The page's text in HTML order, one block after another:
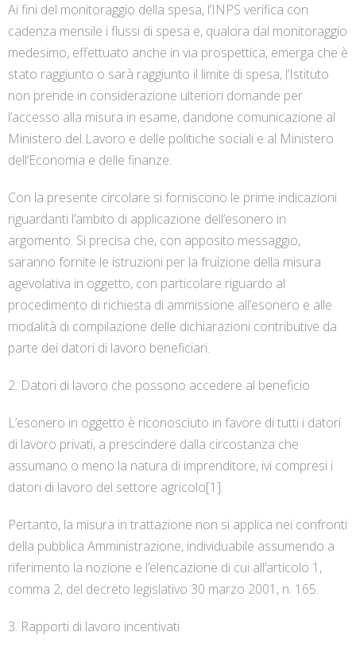
Ai fini del monitoraggio della spesa, l’INPS verifica con
cadenza mensile i flussi di spesa e, qualora dal monitoraggio
medesimo, effettuato anche in via prospettica, emerga che è
stato raggiunto o sarà raggiunto il limite di spesa, l’Istituto
non prende in considerazione ulteriori domande per
l’accesso alla misura in esame, dandone comunicazione al
Ministero del Lavoro e delle politiche sociali e al Ministero
dell’Economia e delle finanze.
Con la presente circolare si forniscono le prime indicazioni
riguardanti l’ambito di applicazione dell’esonero in
argomento. Si precisa che, con apposito messaggio,
saranno fornite le istruzioni per la fruizione della misura
agevolativa in oggetto, con particolare riguardo al
procedimento di richiesta di ammissione all’esonero e alle
modalità di compilazione delle dichiarazioni contributive da
parte dei datori di lavoro beneficiari.
2. Datori di lavoro che possono accedere al beneficio
L’esonero in oggetto è riconosciuto in favore di tutti i datori
di lavoro privati, a prescindere dalla circostanza che
assumano o meno la natura di imprenditore, ivi compresi i
datori di lavoro del settore agricolo[1].
Pertanto, la misura in trattazione non si applica nei confronti
della pubblica Amministrazione, individuabile assumendo a
riferimento la nozione e l’elencazione di cui all’articolo 1,
comma 2, del decreto legislativo 30 marzo 2001, n. 165.
3. Rapporti di lavoro incentivati